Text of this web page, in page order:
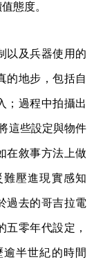
態度。
以及兵器使用的
的地步，包括自
；過程中拍攝出
這些設定與物件
在敘事方法上做
壓進現實感知
過去的哥吉拉電
零年代設定，
半世紀的時間